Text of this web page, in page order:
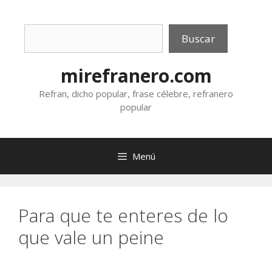
Buscar
mirefranero.com
Refran, dicho popular, frase célebre, refranero
popular
Menú
Para que te enteres de lo
que vale un peine